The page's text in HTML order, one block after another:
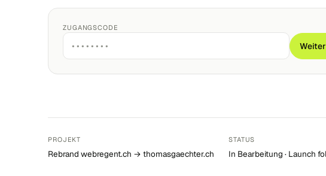
ZUGANGSCODE
Weiter
PROJEKT
Rebrand webregent.ch → thomasgaechter.ch
STATUS
In Bearbeitung · Launch